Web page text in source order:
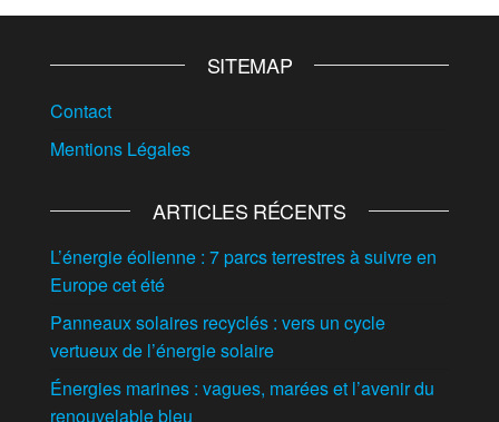
SITEMAP
Contact
Mentions Légales
ARTICLES RÉCENTS
L’énergie éolienne : 7 parcs terrestres à suivre en
Europe cet été
Panneaux solaires recyclés : vers un cycle
vertueux de l’énergie solaire
Énergies marines : vagues, marées et l’avenir du
renouvelable bleu